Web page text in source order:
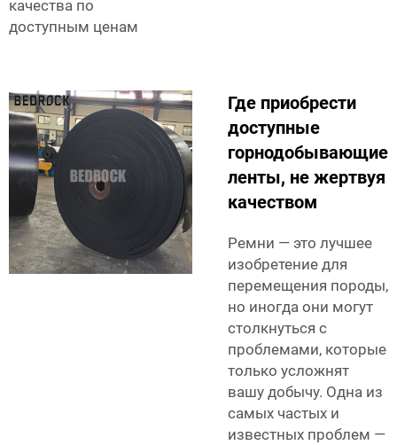
качества по
доступным ценам
Где приобрести
доступные
горнодобывающие
ленты, не жертвуя
качеством
Ремни — это лучшее
изобретение для
перемещения породы,
но иногда они могут
столкнуться с
проблемами, которые
только усложнят
вашу добычу. Одна из
самых частых и
известных проблем —